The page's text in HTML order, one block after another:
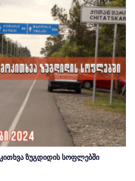
ზუგდიდის სოფლებში